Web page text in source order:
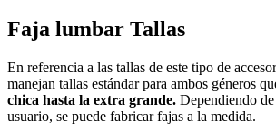
Faja lumbar Tallas
En referencia a las tallas de este tipo de
manejan tallas estándar para ambos géneros
chica hasta la extra grande. Dependiendo
usuario, se puede fabricar fajas a la medida.